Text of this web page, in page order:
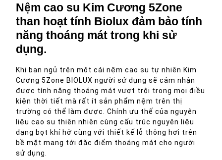
Nệm cao su Kim Cương 5Zone
than hoạt tính Biolux đảm bảo tính
năng thoáng mát trong khi sử
dụng.
Khi bạn ngủ trên một cái nệm cao su tự nhiên Kim
Cương 5Zone BIOLUX người sử dụng sẽ cảm nhận
được tính năng thoáng mát vượt trội trong mọi điều
kiện thời tiết mà rất ít sản phẩm nệm trên thị
trường có thể làm được. Chính ưu thế của nguyên
liệu cao su thiên nhiên cùng cấu trúc nguyên liệu
dạng bọt khí hở cùng với thiết kế lỗ thông hơi trên
bề mặt mang tới đặc điểm thoáng mát cho người
sử dụng.